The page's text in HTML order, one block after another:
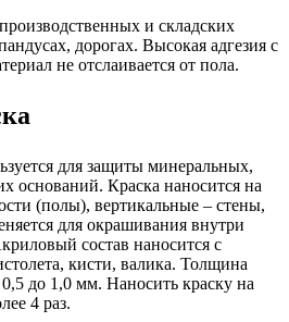
и складских
дорогах. Высокая адгезия с
не отслаивается от пола.
для защиты минеральных,
оснований. Краска наносится на
(полы), вертикальные – стены,
для окрашивания внутри
состав наносится с
кисти, валика. Толщина
до 1,0 мм. Наносить краску на
4 раз.